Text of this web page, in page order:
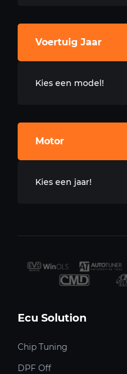
Voertuig Jaar
Kies een model!
Motor
Kies een jaar!
Ecu Solution
Chip Tuning
DPF Off